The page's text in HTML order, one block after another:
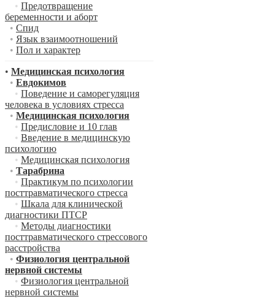
• Предотвращение
беременности и аборт
• Спид
• Язык взаимоотношений
• Пол и характер
• Медицинская психология
• Евдокимов
• Поведение и саморегуляция
человека в условиях стресса
• Медицинская психология
• Предисловие и 10 глав
• Введение в медицинскую
психологию
• Медицинская психология
• Тарабрина
• Практикум по психологии
посттравматического стресса
• Шкала для клинической
диагностики ПТСР
• Методы диагностики
посттравматического стрессового
расстройства
• Физиология центральной
нервной системы
• Физиология центральной
нервной системы